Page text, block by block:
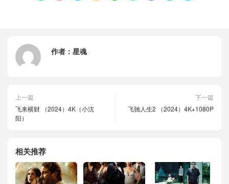
作者： 星魂
上一篇
飞来横财 （2024）4K（小沈
阳）
下一篇
飞驰人生2 （2024）4K+1080P
相关推荐